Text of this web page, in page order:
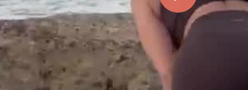
Reproducir